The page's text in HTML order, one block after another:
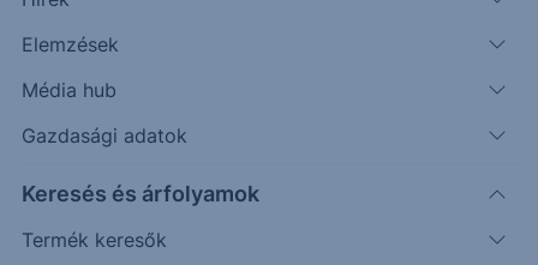
Elemzések
Média hub
Gazdasági adatok
Keresés és árfolyamok
Termék keresők
ISIN: AT0000A2HPY9
árfolyamváltozás pontos értékét, és figyelje az Esemény és